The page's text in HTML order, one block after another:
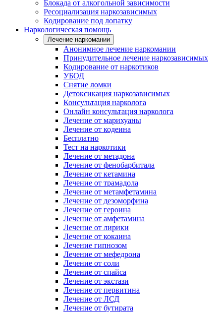
Блокада от алкогольной зависимости
Ресоциализация наркозависимых
Кодирование под лопатку
Наркологическая помощь
Лечение наркомании
Анонимное лечение наркомании
Принудительное лечение наркозависимых
Кодирование от наркотиков
УБОД
Снятие ломки
Детоксикация наркозависимых
Консультация нарколога
Онлайн консультация нарколога
Лечение от марихуаны
Лечение от кодеина
Бесплатно
Тест на наркотики
Лечение от метадона
Лечение от фенобарбитала
Лечение от кетамина
Лечение от трамадола
Лечение от метамфетамина
Лечение от дезоморфина
Лечение от героина
Лечение от амфетамина
Лечение от лирики
Лечение от кокаина
Лечение гипнозом
Лечение от мефедрона
Лечение от соли
Лечение от спайса
Лечение от экстази
Лечение от первитина
Лечение от ЛСД
Лечение от бутирата